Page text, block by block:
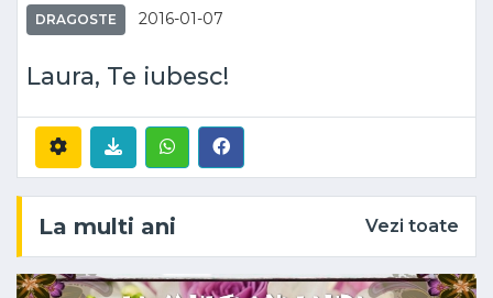
DRAGOSTE 2016-01-07
Laura, Te iubesc!
La multi ani Vezi toate